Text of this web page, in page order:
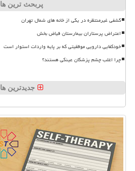
پربحث ترین ها
کشفی غیرمنتظره در یکی از خانه های شمال تهران
اعتراض پرستاران بیمارستان فیاض بخش
خودکفایی دارویی موفقیتی که بر پایه واردات استوار است
چرا اغلب چشم پزشکان عینکی هستند؟
جدیدترین ها